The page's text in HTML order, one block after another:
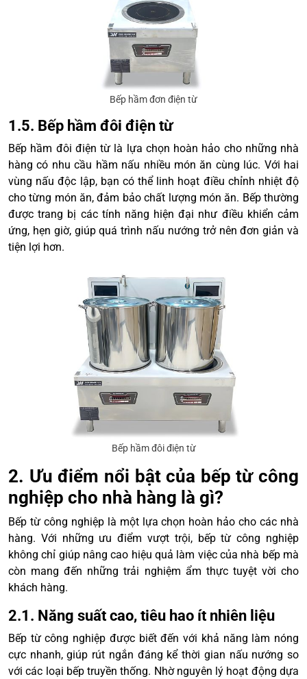
Bếp hầm đơn điện từ
1.5. Bếp hầm đôi điện từ
Bếp hầm đôi điện từ là lựa chọn hoàn hảo cho những nhà
hàng có nhu cầu hầm nấu nhiều món ăn cùng lúc. Với hai
vùng nấu độc lập, bạn có thể linh hoạt điều chỉnh nhiệt độ
cho từng món ăn, đảm bảo chất lượng món ăn. Bếp thường
được trang bị các tính năng hiện đại như điều khiển cảm
ứng, hẹn giờ, giúp quá trình nấu nướng trở nên đơn giản và
tiện lợi hơn.
Bếp hầm đôi điện từ
2. Ưu điểm nổi bật của bếp từ công
nghiệp cho nhà hàng là gì?
Bếp từ công nghiệp là một lựa chọn hoàn hảo cho các nhà
hàng. Với những ưu điểm vượt trội, bếp từ công nghiệp
không chỉ giúp nâng cao hiệu quả làm việc của nhà bếp mà
còn mang đến những trải nghiệm ẩm thực tuyệt vời cho
khách hàng.
2.1. Năng suất cao, tiêu hao ít nhiên liệu
Bếp từ công nghiệp được biết đến với khả năng làm nóng
cực nhanh, giúp rút ngắn đáng kể thời gian nấu nướng so
với các loại bếp truyền thống. Nhờ nguyên lý hoạt động dựa